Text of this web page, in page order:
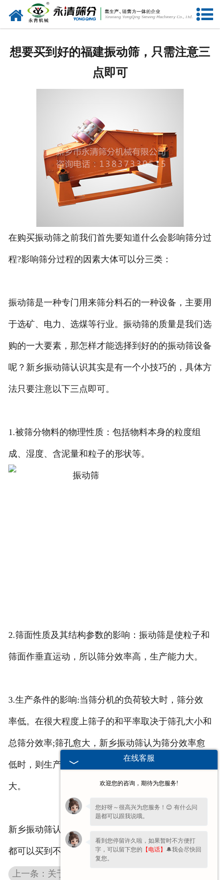
网站首页
产品中心
服务准则
视频中心
联系我们
想要买到好的福建振动筛，只需注意三
点即可
在购买振动筛之前我们首先要知道什么会影响筛分过
程?影响筛分过程的因素大体可以分三类：
振动筛是一种专门用来筛分料石的一种设备，主要用
于选矿、电力、选煤等行业。振动筛的质量是我们选
购的一大要素，那怎样才能选择到好的的振动筛设备
呢？新乡振动筛认识其实是有一个小技巧的，具体方
法只要注意以下三点即可。
1.被筛分物料的物理性质：包括物料本身的粒度组
成、湿度、含泥量和粒子的形状等。
2.筛面性质及其结构参数的影响：振动筛是使粒子和
筛面作垂直运动，所以筛分效率高，生产能力大。
3.生产条件的影响:当筛分机的负荷较大时，筛分效
率低。在很大程度上筛子的和平率取决于筛孔大小和
总筛分效率;筛孔愈大，新乡振动筛认为筛分效率愈
低时，则生产率愈高。给料均匀性对筛分过程意义很
大。
新乡振动筛认为只要考虑好以上三点因素，用户一般
都可以买到不错的振动筛设备。
上一条：关于福建粮食振动筛的基础知识
在线客服
欢迎您的咨询，期待为您服务!
您好呀～很高兴为您服务！😊 有什么问
题都可以跟我说哦。
看到您停留许久啦，如果暂时不方便打
字，可以留下您的 【电话】 🔔我会尽快回
复您。